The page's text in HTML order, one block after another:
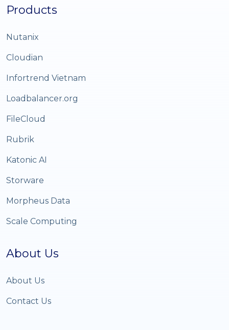
Products
Nutanix
Cloudian
Infortrend Vietnam
Loadbalancer.org
FileCloud
Rubrik
Katonic AI
Storware
Morpheus Data
Scale Computing
About Us
About Us
Contact Us